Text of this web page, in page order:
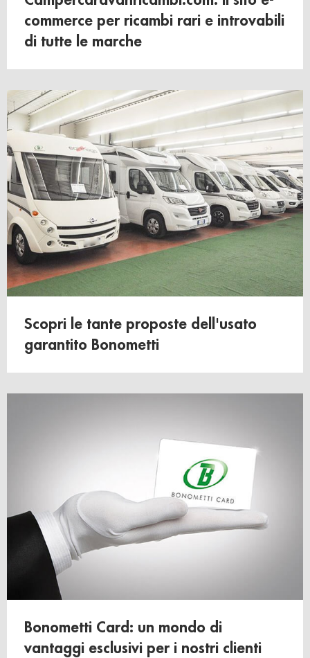
commerce per ricambi rari e introvabili
di tutte le marche
Scopri le tante proposte dell'usato
garantito Bonometti
Bonometti Card: un mondo di
vantaggi esclusivi per i nostri clienti